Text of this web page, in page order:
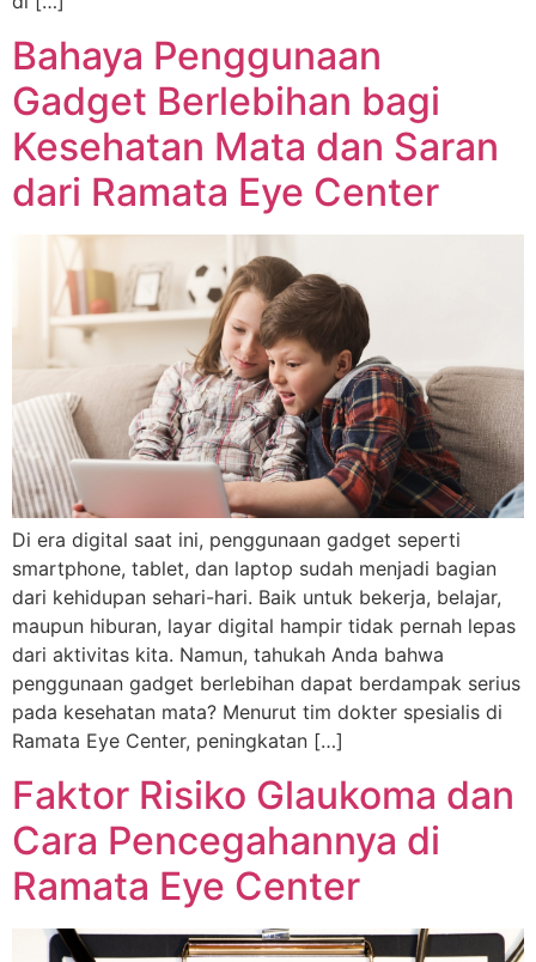
Bahaya Penggunaan
Gadget Berlebihan bagi
Kesehatan Mata dan Saran
dari Ramata Eye Center
Di era digital saat ini, penggunaan gadget seperti
smartphone, tablet, dan laptop sudah menjadi bagian
dari kehidupan sehari-hari. Baik untuk bekerja, belajar,
maupun hiburan, layar digital hampir tidak pernah lepas
dari aktivitas kita. Namun, tahukah Anda bahwa
penggunaan gadget berlebihan dapat berdampak serius
pada kesehatan mata? Menurut tim dokter spesialis di
Ramata Eye Center, peningkatan […]
Faktor Risiko Glaukoma dan
Cara Pencegahannya di
Ramata Eye Center